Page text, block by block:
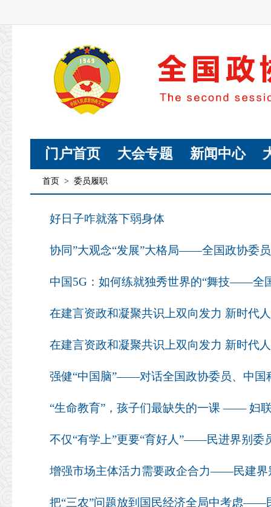
门户首页 大会专题 新闻中心
首页 > 委员履职
好日子咋就落下弱身体
在建言资政和凝聚共识上双向发力 新时代
在建言资政和凝聚共识上双向发力 新时代
强健“中国脑”——对话全国政协委员、中国
“生命教育”，孩子们最缺失的一课 —— 妇
不仅“有学上”更要“育好人”——民进界别委
增强市场主体活力需要政企合力——民建界